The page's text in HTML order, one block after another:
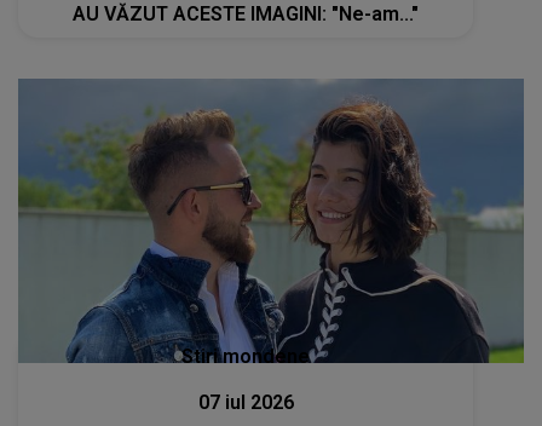
AU VĂZUT ACESTE IMAGINI: "Ne-am..."
Stiri mondene
07 iul 2026